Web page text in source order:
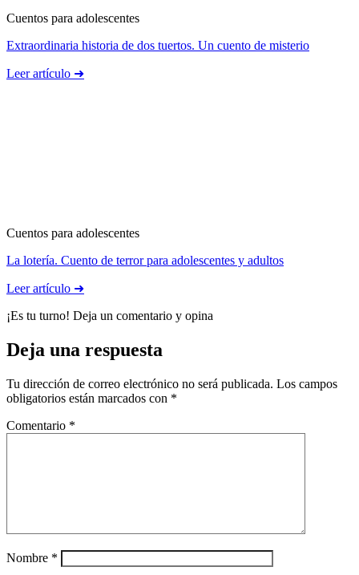
Cuentos para adolescentes
Extraordinaria historia de dos tuertos. Un cuento de misterio
Leer artículo ➜
Cuentos para adolescentes
La lotería. Cuento de terror para adolescentes y adultos
Leer artículo ➜
¡Es tu turno! Deja un comentario y opina
Deja una respuesta
Tu dirección de correo electrónico no será publicada. Los campos
obligatorios están marcados con *
Comentario *
Nombre *